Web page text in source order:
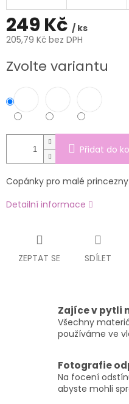
249 Kč / ks
205,79 Kč bez DPH
cena:
Zvolte variantu
Přidat do
Copánky pro malé
Detailní informace
ZEPTAT SE SDÍLET
Zajíce v pytli
Všechny
používáme ve
Fotografie
Na focení
abyste mohli